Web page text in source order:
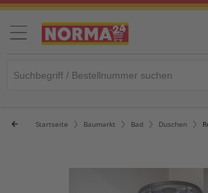
Startseite Baumarkt Bad Duschen